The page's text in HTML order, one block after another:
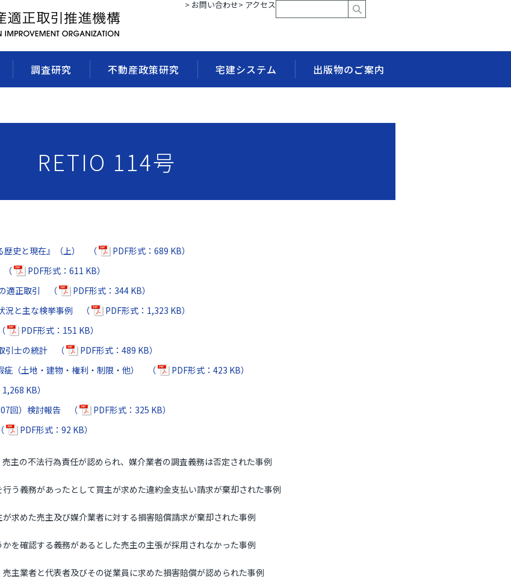
> お問い合わせ> アクセス
調査研究 不動産政策研究 宅建システム 出版物のご案内
RETIO 114号
歴史と現在』（上） （
PDF形式：689 KB）
（
PDF形式：611 KB）
適正取引 （
PDF形式：344 KB）
況と主な検挙事例 （
PDF形式：1,323 KB）
PDF形式：151 KB）
引士の統計 （
PDF形式：489 KB）
（土地・建物・権利・制限・他） （
PDF形式：423 KB）
KB）
回）検討報告 （
PDF形式：325 KB）
PDF形式：92 KB）
の不法行為責任が認められ、媒介業者の調査義務は否定された事例
義務があったとして買主が求めた違約金支払い請求が棄却された事例
めた売主及び媒介業者に対する損害賠償請求が棄却された事例
確認する義務があるとした売主の主張が採用されなかった事例
業者と代表者及びその従業員に求めた損害賠償が認められた事例